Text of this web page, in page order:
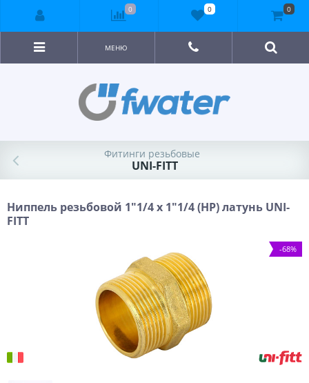
МЕНЮ
Фитинги резьбовые
UNI-FITT
Ниппель резьбовой 1"1/4 x 1"1/4 (НР) латунь UNI-
FITT
-68%
0 0 0